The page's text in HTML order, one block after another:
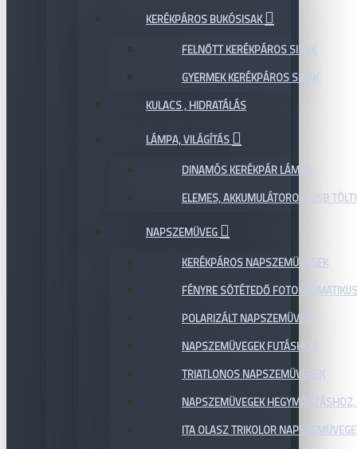
KERÉKPÁROS BUKÓSISAK
FELNŐTT KERÉKPÁROS SISAK
GYERMEK KERÉKPÁROS SISAK
KULACS , HIDRATÁLÁS
LÁMPA, VILÁGÍTÁS
DINAMÓS KERÉKPÁR LÁMPA
ELEMES, AKKUMULÁTOROS, USB
NAPSZEMÜVEG
KERÉKPÁROS NAPSZEMÜVEGEK
FÉNYRE SÖTÉTEDŐ
POLARIZÁLT NAPSZEMÜVEG
NAPSZEMÜVEGEK FUTÁSHOZ
TRIATLONOS NAPSZEMÜVEGEK
NAPSZEMÜVEGEK
ITA OLASZ TRIKOLOR